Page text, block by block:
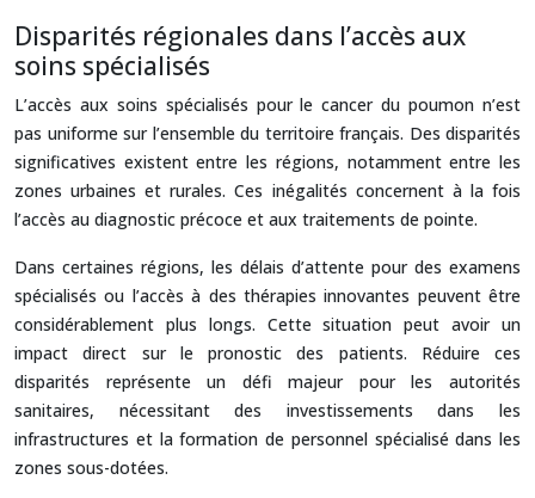
Disparités régionales dans l’accès aux
soins spécialisés
L’accès aux soins spécialisés pour le cancer du poumon n’est
pas uniforme sur l’ensemble du territoire français. Des disparités
significatives existent entre les régions, notamment entre les
zones urbaines et rurales. Ces inégalités concernent à la fois
l’accès au diagnostic précoce et aux traitements de pointe.
Dans certaines régions, les délais d’attente pour des examens
spécialisés ou l’accès à des thérapies innovantes peuvent être
considérablement plus longs. Cette situation peut avoir un
impact direct sur le pronostic des patients. Réduire ces
disparités représente un défi majeur pour les autorités
sanitaires, nécessitant des investissements dans les
infrastructures et la formation de personnel spécialisé dans les
zones sous-dotées.